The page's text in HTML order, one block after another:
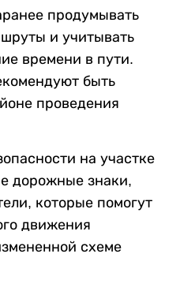
продумывать
и учитывать
времени в пути.
быть
проведения
на участке
дорожные знаки,
которые помогут
движения
схеме